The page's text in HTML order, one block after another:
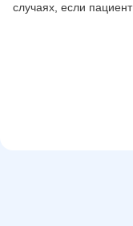
случаях, если